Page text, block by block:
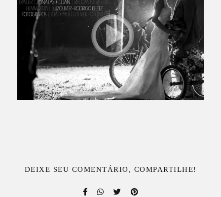
DEIXE SEU COMENTÁRIO, COMPARTILHE!